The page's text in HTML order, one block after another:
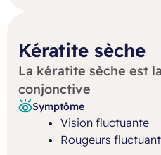
Kératite sèche
La kératite sèche est
conjonctive
Symptôme
Vision fluctuante
Rougeurs